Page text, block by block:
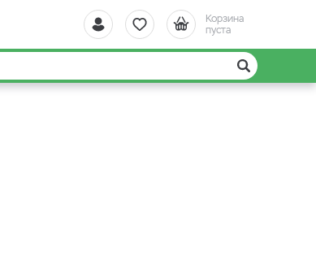
Корзина
пуста